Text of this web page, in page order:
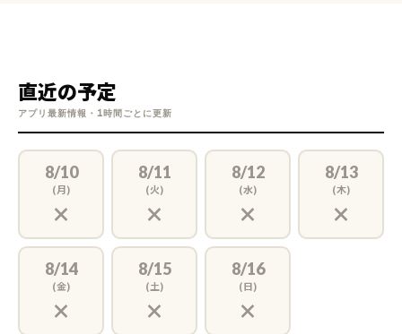
一生懸命指導しますので、よろしくお願いいたします！
直近の予定
アプリ最新情報・1時間ごとに更新
8/10
(月)
×
8/11
(火)
×
8/12
(水)
×
8/13
(木)
×
8/14
(金)
×
8/15
(土)
×
8/16
(日)
×